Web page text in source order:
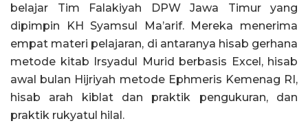
belajar Tim Falakiyah DPW Jawa Timur yang
dipimpin KH Syamsul Ma’arif. Mereka menerima
empat materi pelajaran, di antaranya hisab gerhana
metode kitab Irsyadul Murid berbasis Excel, hisab
awal bulan Hijriyah metode Ephmeris Kemenag RI,
hisab arah kiblat dan praktik pengukuran, dan
praktik rukyatul hilal.